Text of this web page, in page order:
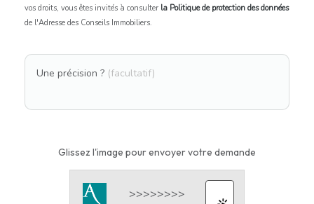
vos droits, vous êtes invités à consulter la Politique de protection des données
de l'Adresse des Conseils Immobiliers.
Une précision ? (facultatif)
Glissez l'image pour envoyer votre demande